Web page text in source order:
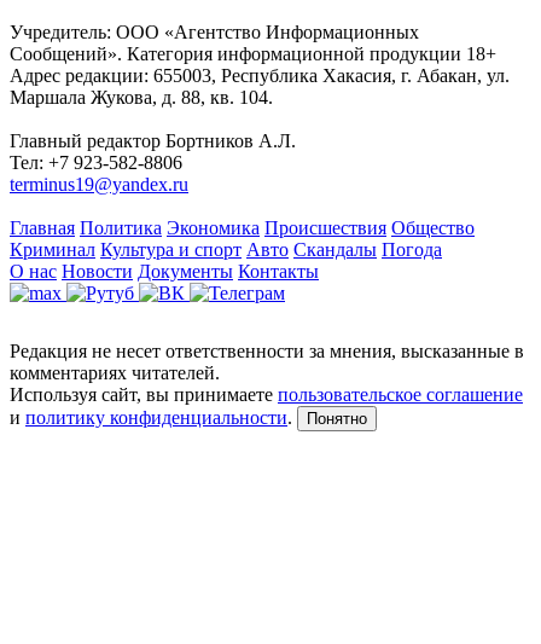
Учредитель: ООО «Агентство Информационных
Сообщений». Категория информационной продукции 18+
Адрес редакции: 655003, Республика Хакасия, г. Абакан, ул.
Маршала Жукова, д. 88, кв. 104.
Главный редактор Бортников А.Л.
Тел: +7 923-582-8806
terminus19@yandex.ru
Главная Политика Экономика Происшествия Общество
Криминал Культура и спорт Авто Скандалы Погода
О нас Новости Документы Контакты
Редакция не несет ответственности за мнения, высказанные в
комментариях читателей.
Используя сайт, вы принимаете пользовательское соглашение
и политику конфиденциальности. Понятно